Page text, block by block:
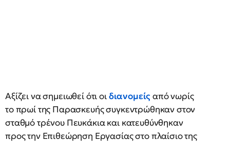
Αξίζει να σημειωθεί ότι οιδιανομείςαπό νωρίς
το πρωί της Παρασκευής συγκεντρώθηκαν στον
σταθμό τρένου Πευκάκια και κατευθύνθηκαν
προς την Επιθεώρηση Εργασίας στο πλαίσιο της